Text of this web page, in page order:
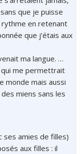
que je puisse
en retenant
que j’étais aux
ma langue. …
qui me permettrait
monde mais aussi
miens sans les
ses amies de filles)
aux filles : il